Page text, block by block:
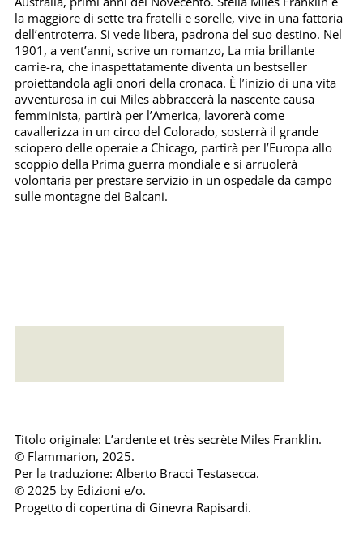
la maggiore di sette tra fratelli e sorelle, vive in una fattoria
dell’entroterra. Si vede libera, padrona del suo destino. Nel
1901, a vent’anni, scrive un romanzo, La mia brillante
carrie-ra, che inaspettatamente diventa un bestseller
proiettandola agli onori della cronaca. È l’inizio di una vita
avventurosa in cui Miles abbraccerà la nascente causa
femminista, partirà per l’America, lavorerà come
cavallerizza in un circo del Colorado, sosterrà il grande
sciopero delle operaie a Chicago, partirà per l’Europa allo
scoppio della Prima guerra mondiale e si arruolerà
volontaria per prestare servizio in un ospedale da campo
sulle montagne dei Balcani.
Titolo originale: L’ardente et très secrète Miles Franklin.
© Flammarion, 2025.
Per la traduzione: Alberto Bracci Testasecca.
© 2025 by Edizioni e/o.
Progetto di copertina di Ginevra Rapisardi.